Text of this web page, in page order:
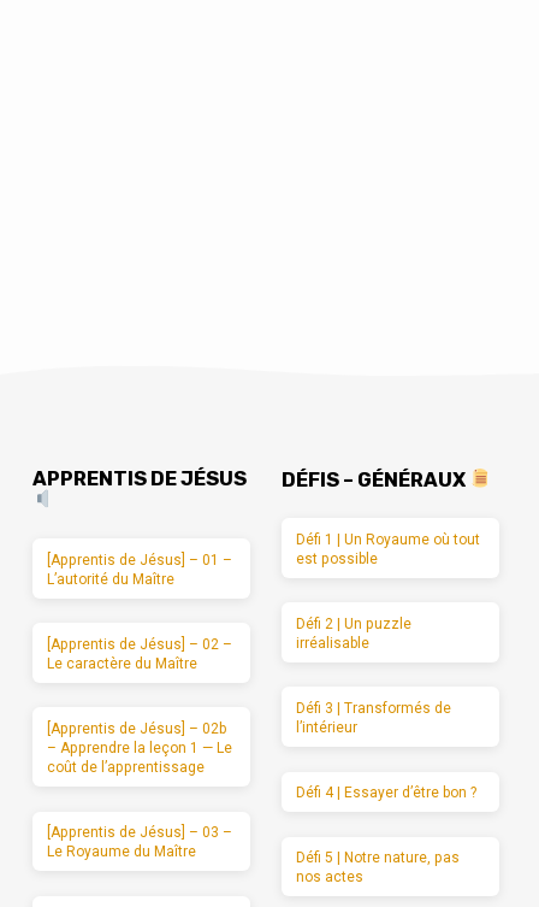
APPRENTIS DE JÉSUS
[Apprentis de Jésus] – 01 –
L’autorité du Maître
[Apprentis de Jésus] – 02 –
Le caractère du Maître
[Apprentis de Jésus] – 02b
– Apprendre la leçon 1 — Le
coût de l’apprentissage
[Apprentis de Jésus] – 03 –
Le Royaume du Maître
DÉFIS – GÉNÉRAUX
Défi 1 | Un Royaume où tout
est possible
Défi 2 | Un puzzle
irréalisable
Défi 3 | Transformés de
l’intérieur
Défi 4 | Essayer d’être bon ?
Défi 5 | Notre nature, pas
nos actes